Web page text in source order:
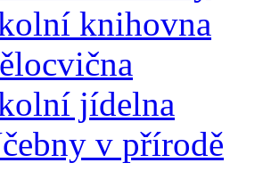
knihovna
jídelna
v přírodě